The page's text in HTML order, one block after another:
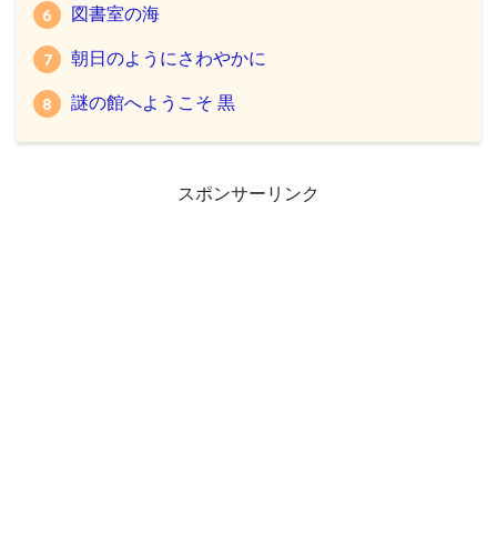
図書室の海
朝日のようにさわやかに
謎の館へようこそ 黒
スポンサーリンク